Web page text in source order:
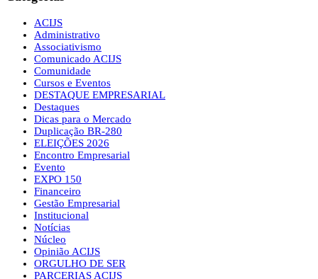
ACIJS
Administrativo
Associativismo
Comunicado ACIJS
Comunidade
Cursos e Eventos
DESTAQUE EMPRESARIAL
Destaques
Dicas para o Mercado
Duplicação BR-280
ELEIÇÕES 2026
Encontro Empresarial
Evento
EXPO 150
Financeiro
Gestão Empresarial
Institucional
Notícias
Núcleo
Opinião ACIJS
ORGULHO DE SER
PARCERIAS ACIJS